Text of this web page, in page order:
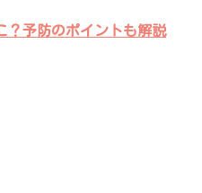
？予防のポイントも解説